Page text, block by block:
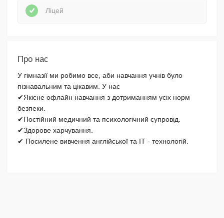
Ліцей
Про нас
У гімназії ми робимо все, аби навчання учнів було
пізнавальним та цікавим. У нас
✔Якісне офлайн навчання з дотриманням усіх норм
безпеки.
✔Постійний медичний та психологічний супровід.
✔Здорове харчування.
✔ Посилене вивчення англійської та ІТ - технологій.